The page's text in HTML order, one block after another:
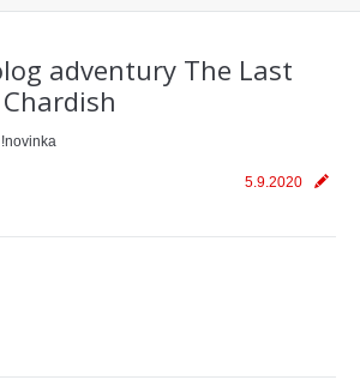
adventury The Last
!novinka
5.9.2020